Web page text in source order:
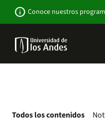
contenido
info Conoce nuestros
Navbar
Todos los contenidos